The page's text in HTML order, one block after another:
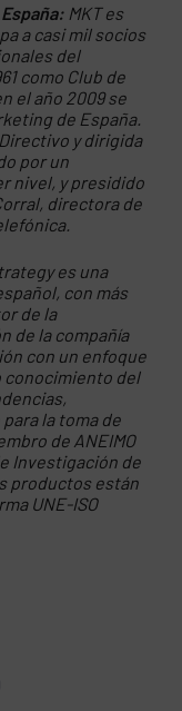
MKT es
a casi mil socios
del
como Club de
el año 2009 se
de España.
y dirigida
por un
nivel, y presidido
directora de
es una
con más
de la
de la compañía
con un enfoque
conocimiento del
la toma de
de ANEIMO
Investigación de
productos están
UNE-ISO